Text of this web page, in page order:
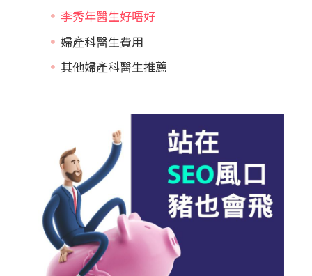
李秀年醫生好唔好
婦產科醫生費用
其他婦產科醫生推薦